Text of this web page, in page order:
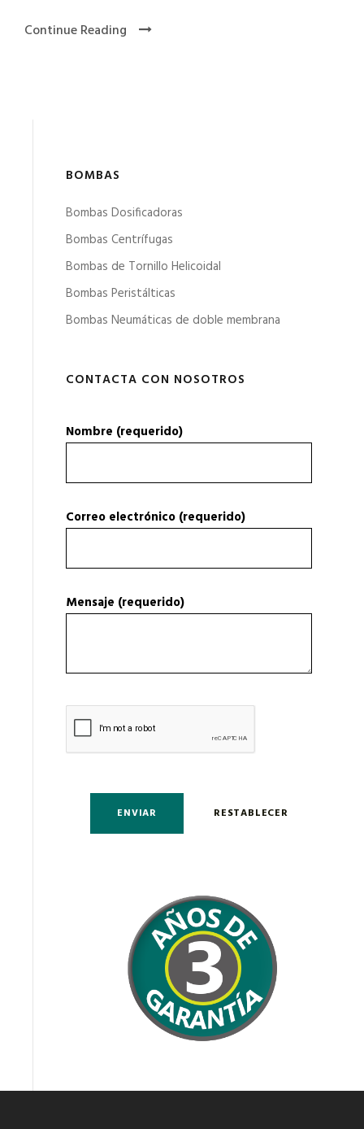
Continue Reading
BOMBAS
Bombas Dosificadoras
Bombas Centrífugas
Bombas de Tornillo Helicoidal
Bombas Peristálticas
Bombas Neumáticas de doble membrana
CONTACTA CON NOSOTROS
Nombre (requerido)
Correo electrónico (requerido)
Mensaje (requerido)